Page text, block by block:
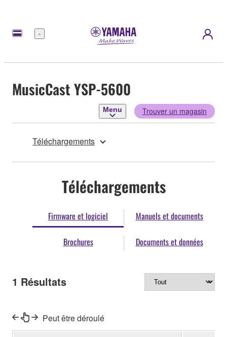
Menu
MusicCast YSP-5600
Menu Trouver un magasin
Téléchargements
Téléchargements
Firmware et logiciel Manuels et documents
Brochures Documents et données
1 Résultats
Peut être déroulé